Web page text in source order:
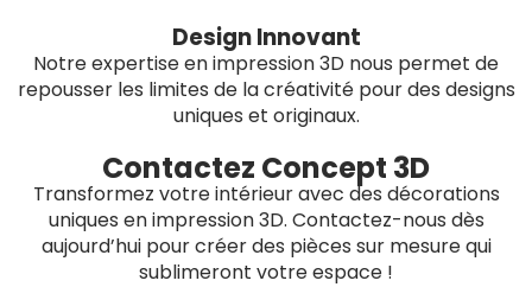
Design Innovant
Notre expertise en impression 3D nous permet de
repousser les limites de la créativité pour des designs
uniques et originaux.
Contactez Concept 3D
Transformez votre intérieur avec des décorations
uniques en impression 3D. Contactez-nous dès
aujourd’hui pour créer des pièces sur mesure qui
sublimeront votre espace !